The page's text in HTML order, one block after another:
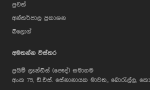
පුවත්
අන්තර්ජාල ප්‍රකාශන
බ්ලොග්
අමතන්න විස්තර
ප්‍රයිම් ලෑන්ඩ්ස් (පෞද්) සමාගම
අංක 75, ඩී.එස්. සේනානායක මාවත,, බොරැල්ල,
AI Assistant